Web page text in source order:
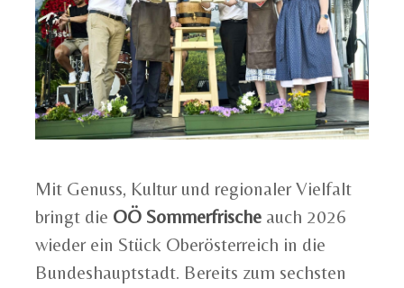
Mit Genuss, Kultur und regionaler Vielfalt
bringt die OÖ Sommerfrische auch 2026
wieder ein Stück Oberösterreich in die
Bundeshauptstadt. Bereits zum sechsten